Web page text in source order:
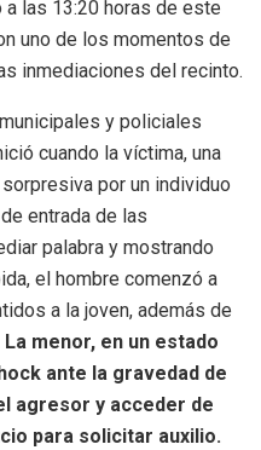
las 13:20 horas de este
uno de los momentos de
inmediaciones del recinto.
y policiales
cuando la víctima, una
por un individuo
entrada de las
palabra y mostrando
el hombre comenzó a
a la joven, además de
La menor, en un estado
ante la gravedad de
agresor y acceder de
para solicitar auxilio.